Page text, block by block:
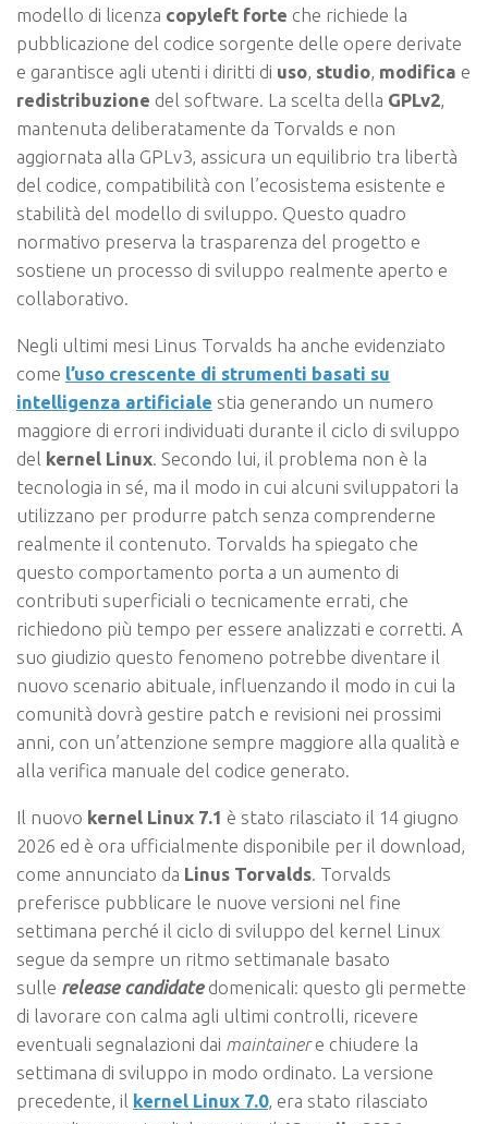
modello di licenza copyleft forte che richiede la
pubblicazione del codice sorgente delle opere derivate
e garantisce agli utenti i diritti di uso, studio, modifica e
redistribuzione del software. La scelta della GPLv2,
mantenuta deliberatamente da Torvalds e non
aggiornata alla GPLv3, assicura un equilibrio tra libertà
del codice, compatibilità con l’ecosistema esistente e
stabilità del modello di sviluppo. Questo quadro
normativo preserva la trasparenza del progetto e
sostiene un processo di sviluppo realmente aperto e
collaborativo.
Negli ultimi mesi Linus Torvalds ha anche evidenziato
come l’uso crescente di strumenti basati su
intelligenza artificiale stia generando un numero
maggiore di errori individuati durante il ciclo di sviluppo
del kernel Linux. Secondo lui, il problema non è la
tecnologia in sé, ma il modo in cui alcuni sviluppatori la
utilizzano per produrre patch senza comprenderne
realmente il contenuto. Torvalds ha spiegato che
questo comportamento porta a un aumento di
contributi superficiali o tecnicamente errati, che
richiedono più tempo per essere analizzati e corretti. A
suo giudizio questo fenomeno potrebbe diventare il
nuovo scenario abituale, influenzando il modo in cui la
comunità dovrà gestire patch e revisioni nei prossimi
anni, con un’attenzione sempre maggiore alla qualità e
alla verifica manuale del codice generato.
Il nuovo kernel Linux 7.1 è stato rilasciato il 14 giugno
2026 ed è ora ufficialmente disponibile per il download,
come annunciato da Linus Torvalds . Torvalds
preferisce pubblicare le nuove versioni nel fine
settimana perché il ciclo di sviluppo del kernel Linux
segue da sempre un ritmo settimanale basato
sulle release candidatedomenicali: questo gli permette
di lavorare con calma agli ultimi controlli, ricevere
eventuali segnalazioni dai maintainere chiudere la
settimana di sviluppo in modo ordinato. La versione
precedente, il kernel Linux 7.0, era stato rilasciato